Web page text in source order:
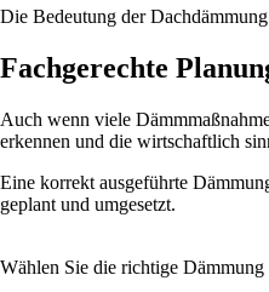
Die Bedeutung der
Fachgerechte
Auch wenn viele
erkennen und die wirtschaftlich
Eine korrekt ausgeführte
geplant und umgesetzt.
Wählen Sie die richtige